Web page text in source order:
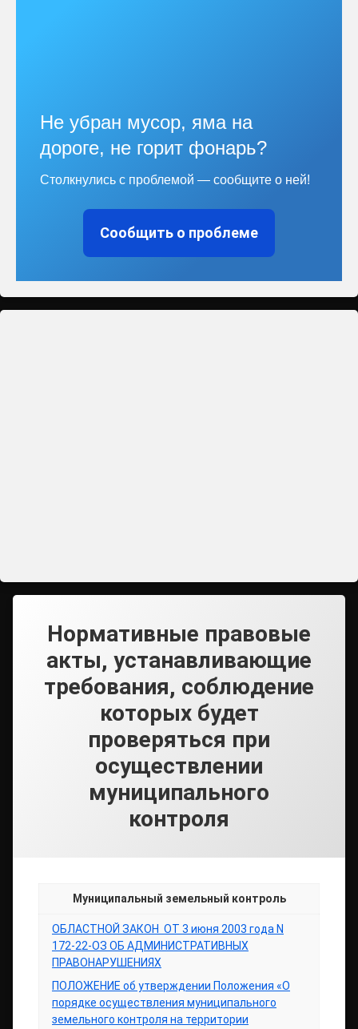
Не убран мусор, яма на
дороге, не горит фонарь?
Столкнулись с проблемой — сообщите о ней!
Сообщить о проблеме
Нормативные правовые
акты, устанавливающие
требования, соблюдение
которых будет
проверяться при
осуществлении
муниципального
контроля
Муниципальный земельный контроль
ОБЛАСТНОЙ ЗАКОН ОТ 3 июня 2003 года N
172-22-ОЗ ОБ АДМИНИСТРАТИВНЫХ
ПРАВОНАРУШЕНИЯХ
ПОЛОЖЕНИЕ об утверждении Положения «О
порядке осуществления муниципального
земельного контроля на территории